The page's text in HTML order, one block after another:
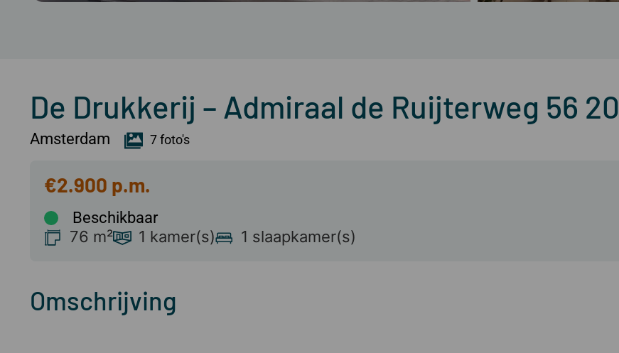
De Drukkerij – Admiraal de Ruijterweg 56 20
Amsterdam 7 foto's
€2.900
Beschikbaar
76 m² 1 kamer(s) 1 slaapkamer(s)
Omschrijving